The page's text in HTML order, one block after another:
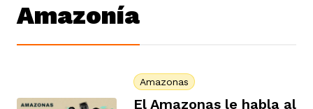
Amazonía
Amazonas
El Amazonas le habla al
del Caguán